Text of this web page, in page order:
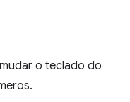
o teclado do